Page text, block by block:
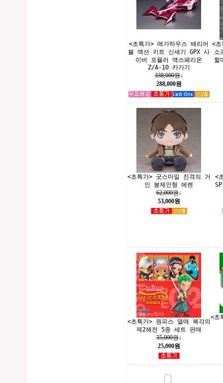
<초특가> 메가하우스 배리어
블 액션 키트 신세기 GPX 사
이버 포뮬러 액스페리온
Z/A-10 카가기
338,000원↓
288,000원
<
소
할
<초특가> 굿스마일 진격의 거
인 봉제인형 에렌
62,000원↓
53,000원
<
<초특가> 원피스 열매 복각의
제2해전 5종 세트 판매
35,000원↓
25,000원
<초